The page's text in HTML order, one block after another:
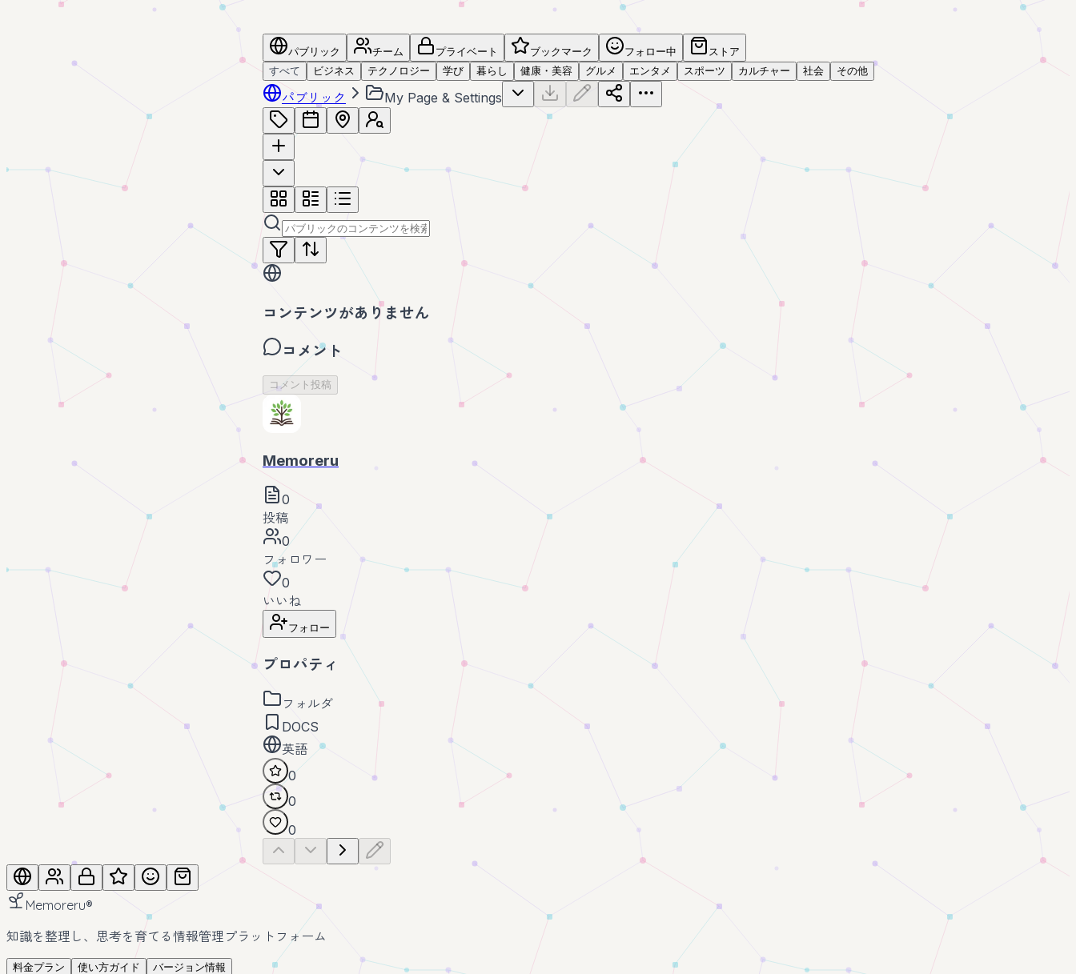
パブリック チーム プライベート ブックマーク フォロー中
ストア
すべて
ビジネス テクノロジー 学び 暮らし 健康・美容 グルメ エンタメ スポーツ カルチャー 社会 その他
パブリック My Page & Settings
コンテンツがありません
コメント
コメント投稿
Memoreru
0
投稿
0
フォロワー
0
いいね
フォロー
プロパティ
フォルダ
DOCS
英語
0
0
0
Memoreru®
知識を整理し、思考を育てる情報管理プラットフォーム
料金プラン 使い方ガイド バージョン情報